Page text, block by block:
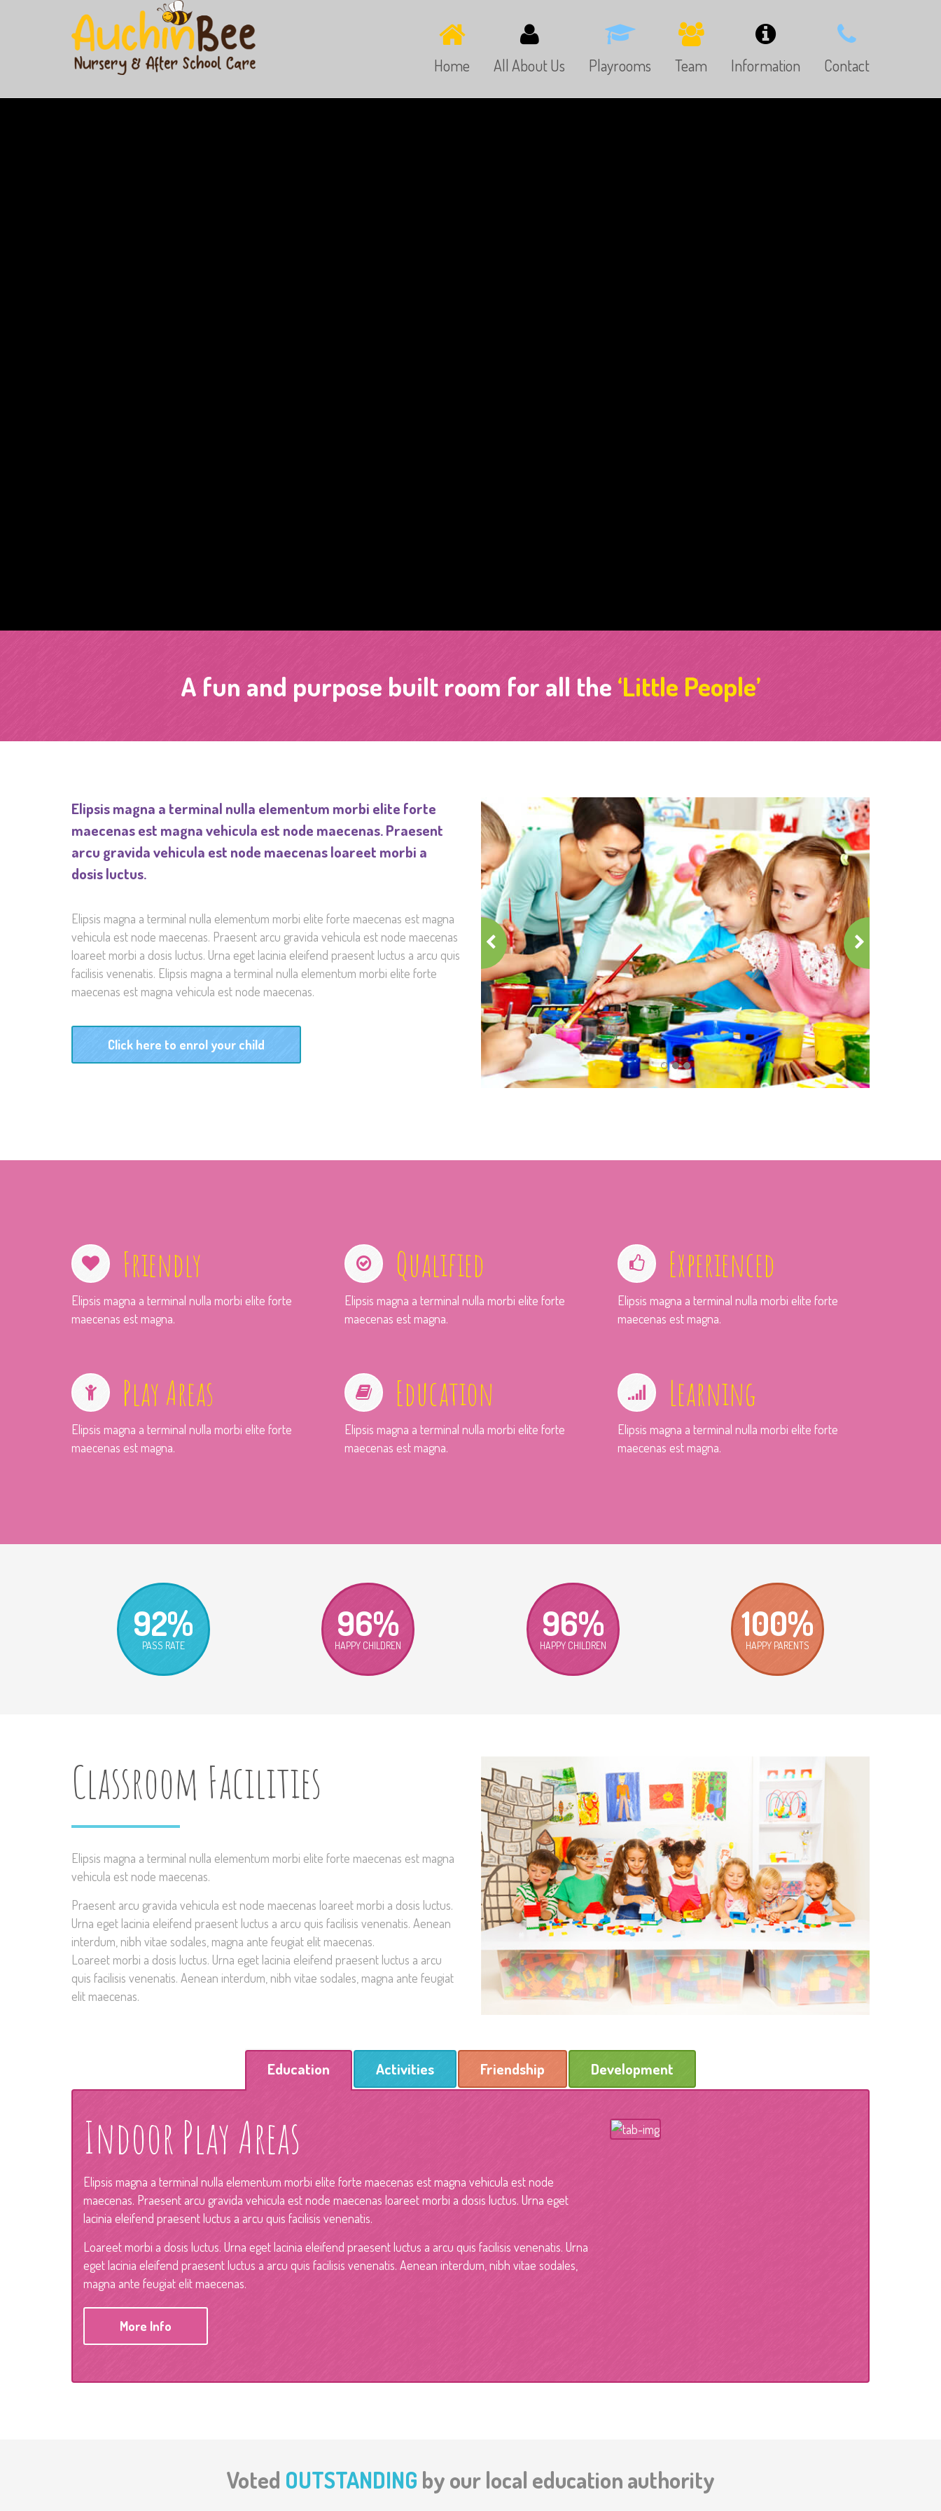
Home All About Us Playrooms Team Information Contact
A fun and purpose built room for all the ‘Little People’
Elipsis magna a terminal nulla elementum morbi elite forte
maecenas est magna vehicula est node maecenas. Praesent
arcu gravida vehicula est node maecenas loareet morbi a
dosis luctus.
Elipsis magna a terminal nulla elementum morbi elite forte maecenas est magna
vehicula est node maecenas. Praesent arcu gravida vehicula est node maecenas
loareet morbi a dosis luctus. Urna eget lacinia eleifend praesent luctus a arcu quis
facilisis venenatis. Elipsis magna a terminal nulla elementum morbi elite forte
maecenas est magna vehicula est node maecenas.
Click here to enrol your child
Friendly
Elipsis magna a terminal nulla morbi elite forte
maecenas est magna.
Play Areas
Elipsis magna a terminal nulla morbi elite forte
maecenas est magna.
Qualified
Elipsis magna a terminal nulla morbi elite forte
maecenas est magna.
Education
Elipsis magna a terminal nulla morbi elite forte
maecenas est magna.
Experienced
Elipsis magna a terminal nulla morbi elite forte
maecenas est magna.
Learning
Elipsis magna a terminal nulla morbi elite forte
maecenas est magna.
92%
PASS RATE
96%
HAPPY CHILDREN
96%
HAPPY CHILDREN
100%
HAPPY PARENTS
Classroom Facilities
Elipsis magna a terminal nulla elementum morbi elite forte maecenas est magna
vehicula est node maecenas.
Praesent arcu gravida vehicula est node maecenas loareet morbi a dosis luctus.
Urna eget lacinia eleifend praesent luctus a arcu quis facilisis venenatis. Aenean
interdum, nibh vitae sodales, magna ante feugiat elit maecenas.
Loareet morbi a dosis luctus. Urna eget lacinia eleifend praesent luctus a arcu
quis facilisis venenatis. Aenean interdum, nibh vitae sodales, magna ante feugiat
elit maecenas.
Education Activities Friendship Development
Indoor Play Areas
Elipsis magna a terminal nulla elementum morbi elite forte maecenas est magna vehicula est node
maecenas. Praesent arcu gravida vehicula est node maecenas loareet morbi a dosis luctus. Urna eget
lacinia eleifend praesent luctus a arcu quis facilisis venenatis.
Loareet morbi a dosis luctus. Urna eget lacinia eleifend praesent luctus a arcu quis facilisis venenatis. Urna
eget lacinia eleifend praesent luctus a arcu quis facilisis venenatis. Aenean interdum, nibh vitae sodales,
magna ante feugiat elit maecenas.
More Info
Voted OUTSTANDING by our local education authority